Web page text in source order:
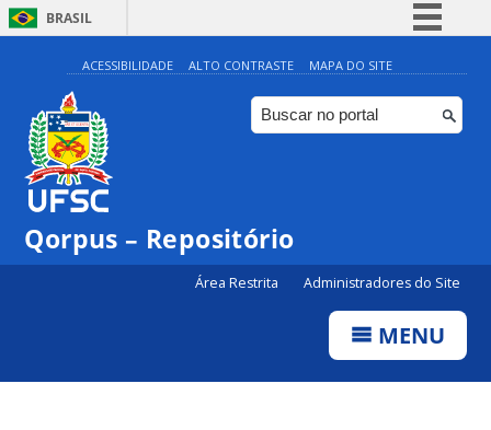
BRASIL
Simplifique!
Comunica BR
Participe
ACESSIBILIDADE ALTO CONTRASTE MAPA DO SITE
Qorpus – Repositório
Área Restrita Administradores do Site
MENU